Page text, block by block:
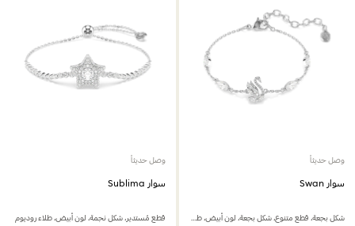
وصل حديثاً
سوار Swan
شكل بجعة، قطع متنوع، شكل بجعة، لون أبيض، طلاء روديوم
وصل حديثاً
سوار Sublima
قطع مُستدير، شكل نجمة، لون أبيض، طلاء روديوم